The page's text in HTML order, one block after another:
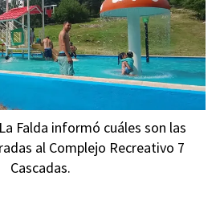
Falda informó cuáles son las
al Complejo Recreativo 7
Cascadas.